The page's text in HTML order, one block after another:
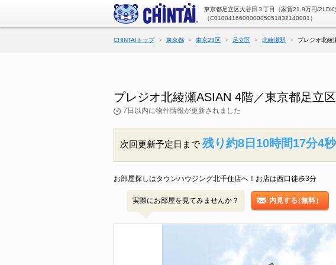
東京都足立区大谷田３丁目（家賃21.9万円/2LDK
（C010041660000005051832140001）
CHINTAIトップ 東京都 東京23区 足立区 北綾瀬駅 プレジオ北綾
プレジオ北綾瀬ASIAN 4階／東京都足立
7日以内に物件情報が更新されました
次回更新予定日まで 残り約8日10時間17分3秒
お部屋探しはタウンハウジング北千住店へ！お店は西口徒歩3分
実際にお部屋を見てみませんか？ 内見する（無料）